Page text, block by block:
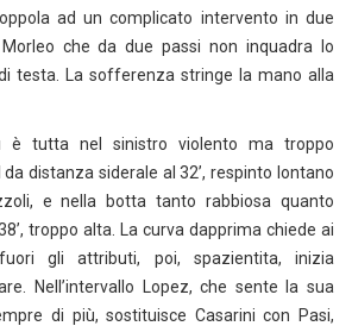
ad un complicato intervento in due
che da due passi non inquadra lo
testa. La sofferenza stringe la mano alla
è tutta nel sinistro violento ma troppo
distanza siderale al 32’, respinto lontano
e nella botta tanto rabbiosa quanto
troppo alta. La curva dapprima chiede ai
gli attributi, poi, spazientita, inizia
Nell’intervallo Lopez, che sente la sua
di più, sostituisce Casarini con Pasi,